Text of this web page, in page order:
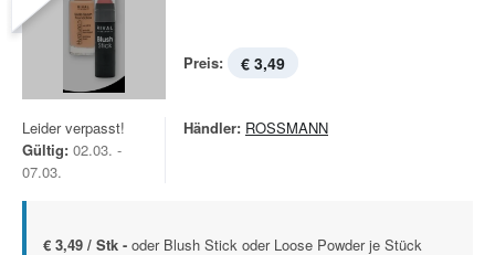
Preis: € 3,49
Leider verpasst!
Gültig: 02.03. -
07.03.
Händler: ROSSMANN
€ 3,49 / Stk - oder Blush Stick oder Loose Powder je Stück